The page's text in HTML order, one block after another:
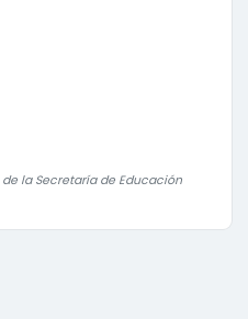
la Secretaría de Educación